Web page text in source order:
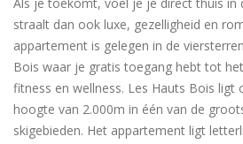
Als je toekomt, voel je je direct thuis in
straalt dan ook luxe, gezelligheid en
appartement is gelegen in de
Bois waar je gratis toegang hebt tot
fitness en wellness. Les Hauts Bois ligt
hoogte van 2.000m in één van de
skigebieden. Het appartement ligt